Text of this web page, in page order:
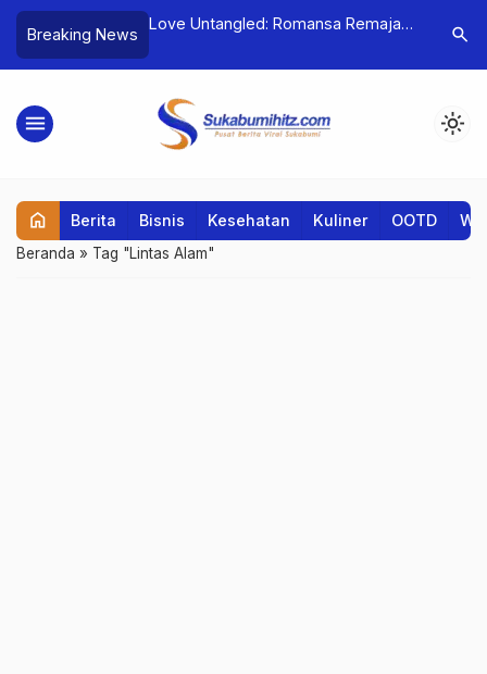
Breaking News
di Liga
Love Untangled: Romansa Remaja
Global
Harisearch
menu light_mode
home Berita Bisnis Kesehatan Kuliner OOTD
Beranda » Tag "Lintas Alam"